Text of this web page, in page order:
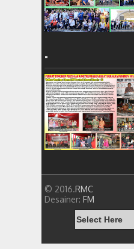
=
© 2016.RMC
Desainer: FM